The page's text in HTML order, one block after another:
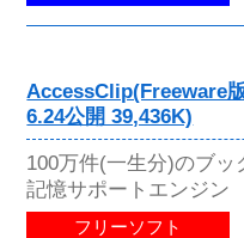
AccessClip(Freeware
6.24公開 39,436K)
100万件(一生分)のブ
記憶サポートエンジン
フリーソフト